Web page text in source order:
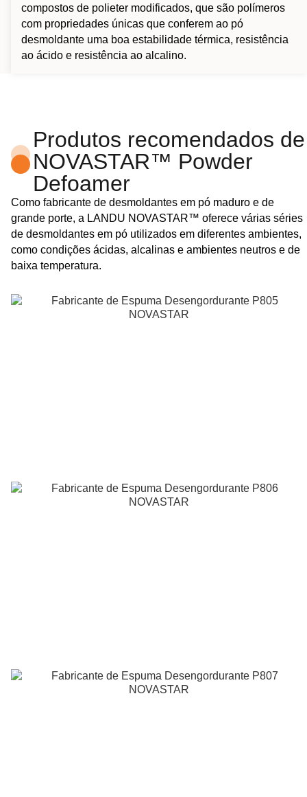
compostos de polieter modificados, que são polímeros
com propriedades únicas que conferem ao pó
desmoldante uma boa estabilidade térmica, resistência
ao ácido e resistência ao alcalino.
Produtos recomendados de
NOVASTAR™ Powder
Defoamer
Como fabricante de desmoldantes em pó maduro e de
grande porte, a LANDU NOVASTAR™ oferece várias séries
de desmoldantes em pó utilizados em diferentes ambientes,
como condições ácidas, alcalinas e ambientes neutros e de
baixa temperatura.